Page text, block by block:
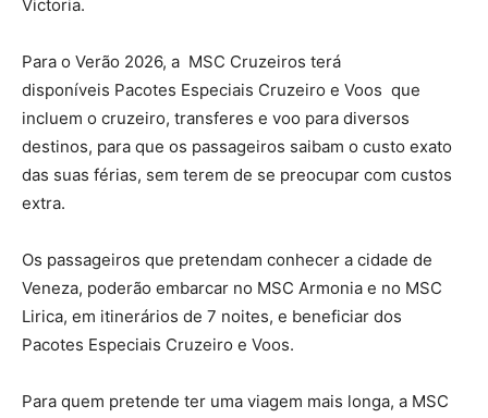
Victoria.
Para o Verão 2026, a MSC Cruzeiros terá
disponíveis Pacotes Especiais Cruzeiro e Voos que
incluem o cruzeiro, transferes e voo para diversos
destinos, para que os passageiros saibam o custo exato
das suas férias, sem terem de se preocupar com custos
extra.
Os passageiros que pretendam conhecer a cidade de
Veneza, poderão embarcar no MSC Armonia e no MSC
Lirica, em itinerários de 7 noites, e beneficiar dos
Pacotes Especiais Cruzeiro e Voos.
Para quem pretende ter uma viagem mais longa, a MSC